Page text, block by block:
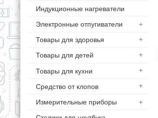
Индукционные нагреватели
Электронные отпугиватели
Товары для здоровья
Товары для детей
Товары для кухни
Средство от клопов
Измерительные приборы